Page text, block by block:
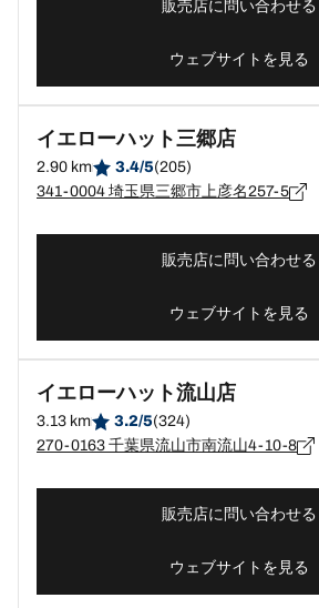
販売店に問い合わせる
ウェブサイトを見る
イエローハット三郷店
2.90 km 3.4/5(205)
341-0004 埼玉県三郷市上彦名257-5
販売店に問い合わせる
ウェブサイトを見る
イエローハット流山店
3.13 km 3.2/5(324)
270-0163 千葉県流山市南流山4-10-8
販売店に問い合わせる
ウェブサイトを見る